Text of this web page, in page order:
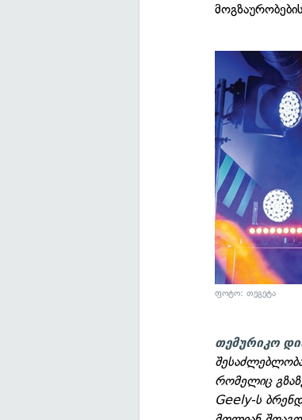
ფოტო: თეგეტა
თემურიკო
რომელიც
Geely-ს